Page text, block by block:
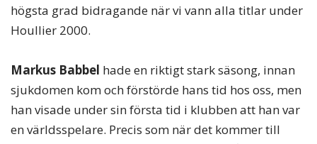
högsta grad bidragande när vi vann alla titlar under
Houllier 2000.
Markus Babbel hade en riktigt stark säsong, innan
sjukdomen kom och förstörde hans tid hos oss, men
han visade under sin första tid i klubben att han var
en världsspelare. Precis som när det kommer till